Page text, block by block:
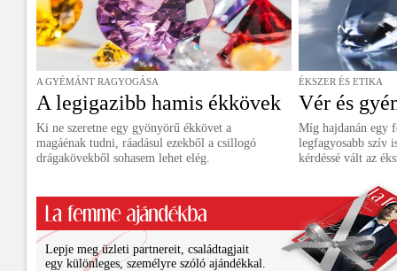
A GYÉMÁNT RAGYOGÁSA
A legigazibb hamis ékkövek
Ki ne szeretne egy gyönyörű ékkövet a
magáénak tudni, ráadásul ezekből a csillogó
drágakövekből sohasem lehet elég.
ÉKSZER ÉS ETIKA
Vér és
Míg hajdanán egy
legfagyosabb szív
kérdéssé vált az
Lepje meg üzleti partnereit, családtagjait
egy különleges, személyre szóló ajándékkal.